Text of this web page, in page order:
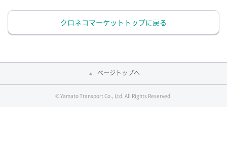
クロネコマーケットトップに戻る
ページトップへ
© Yamato Transport Co., Ltd. All Rights Reserved.